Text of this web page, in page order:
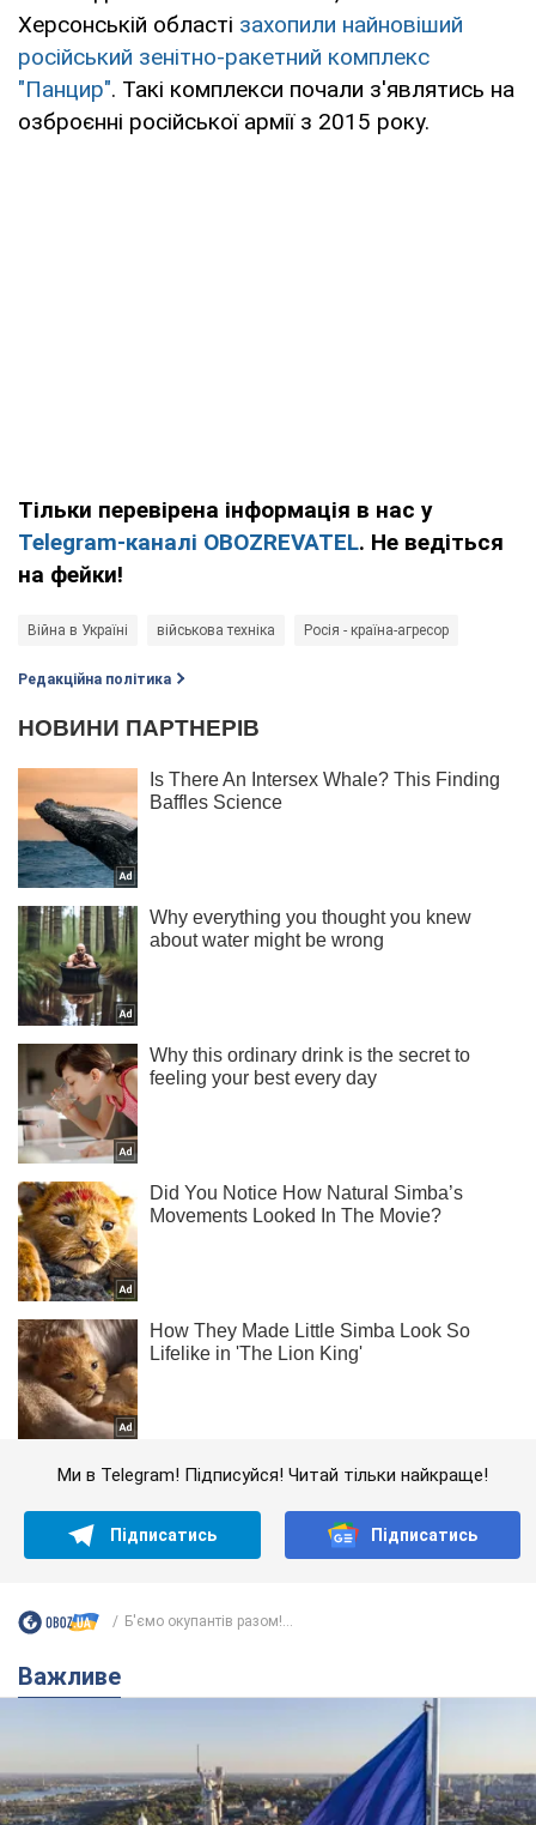
Херсонській області захопили найновіший
російський зенітно-ракетний комплекс
"Панцир". Такі комплекси почали з'являтись на
озброєнні російської армії з 2015 року.
Тільки перевірена інформація в нас у
Telegram-каналі OBOZREVATEL. Не ведіться
на фейки!
Війна в Україні військова техніка Росія - країна-агресор
Редакційна політика
Ми в Telegram! Підписуйся! Читай тільки найкраще!
Підписатись Підписатись
Б'ємо окупантів разом!...
Важливе